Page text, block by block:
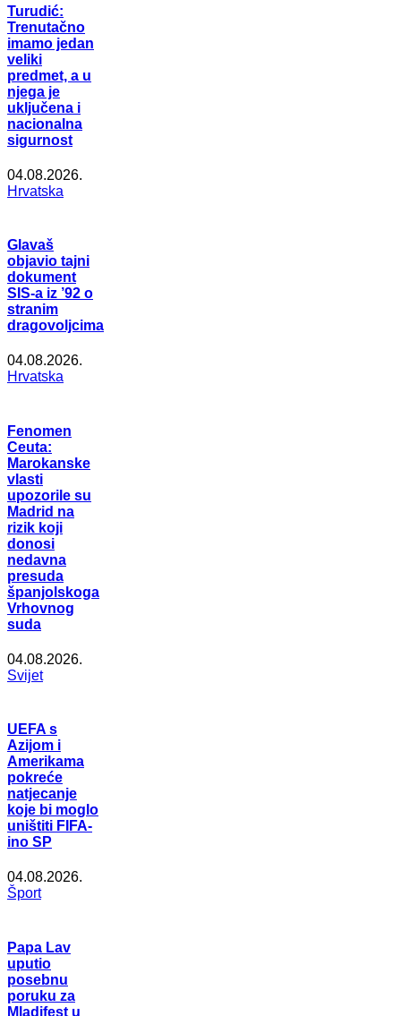
Turudić:
Trenutačno
imamo jedan
veliki
predmet, a u
njega je
uključena i
nacionalna
sigurnost
04.08.2026.
Hrvatska
Glavaš
objavio tajni
dokument
SIS-a iz ’92 o
stranim
dragovoljcima
04.08.2026.
Hrvatska
Fenomen
Ceuta:
Marokanske
vlasti
upozorile su
Madrid na
rizik koji
donosi
nedavna
presuda
španjolskoga
Vrhovnog
suda
04.08.2026.
Svijet
UEFA s
Azijom i
Amerikama
pokreće
natjecanje
koje bi moglo
uništiti FIFA-
ino SP
04.08.2026.
Šport
Papa Lav
uputio
posebnu
poruku za
Mladifest u